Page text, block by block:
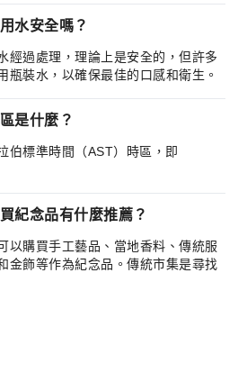
水安全嗎？
經過處理，理論上是安全的，但許多
瓶裝水，以確保最佳的口感和衛生。
是什麼？
伯標準時間（AST）時區，即
紀念品有什麼推薦？
以購買手工藝品、當地香料、傳統服
金飾等作為紀念品。傳統市集是尋找